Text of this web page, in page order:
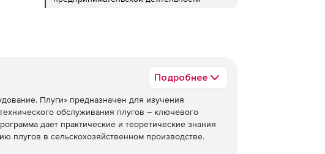
Подробнее
Плуги» предназначен для изучения
обслуживания плугов – ключевого
дает практические и теоретические знания
плугов в сельскохозяйственном производстве.